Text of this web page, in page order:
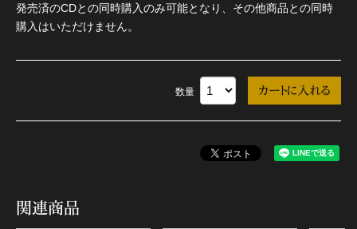
発売済のCDとの同時購入のみ可能となり、その他商品との同時
購入はいただけません。
数量
関連商品